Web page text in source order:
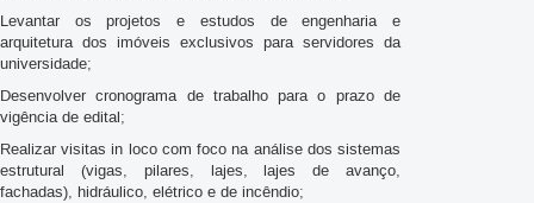
Levantar os projetos e estudos de engenharia e
arquitetura dos imóveis exclusivos para servidores da
universidade;
Desenvolver cronograma de trabalho para o prazo de
vigência de edital;
Realizar visitas in loco com foco na análise dos sistemas
estrutural (vigas, pilares, lajes, lajes de avanço,
fachadas), hidráulico, elétrico e de incêndio;